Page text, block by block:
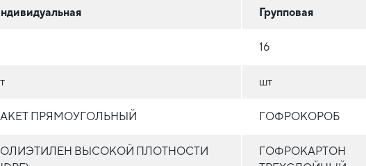
Групповая
16
шт
ПРЯМОУГОЛЬНЫЙ ГОФРОКОРОБ
ВЫСОКОЙ ПЛОТНОСТИ
ГОФРОКАРТОН